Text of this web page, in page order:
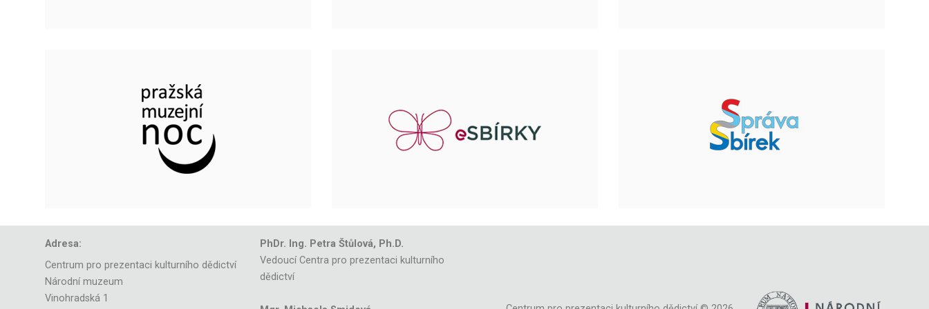
Adresa:
Centrum pro prezentaci kulturního dědictví
Národní muzeum
Vinohradská 1
PhDr. Ing. Petra Štůlová, Ph.D.
Vedoucí Centra pro prezentaci kulturního
dědictví